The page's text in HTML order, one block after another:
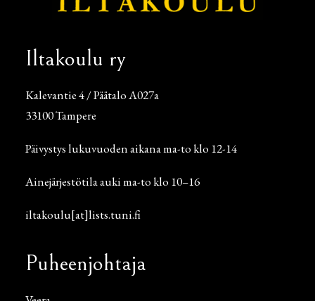
Iltakoulu ry
Kalevantie 4 / Päätalo A027a
33100 Tampere
Päivystys lukuvuoden aikana ma-to klo 12-14
Ainejärjestötila auki ma-to klo 10–16
iltakoulu[at]lists.tuni.fi
Puheenjohtaja